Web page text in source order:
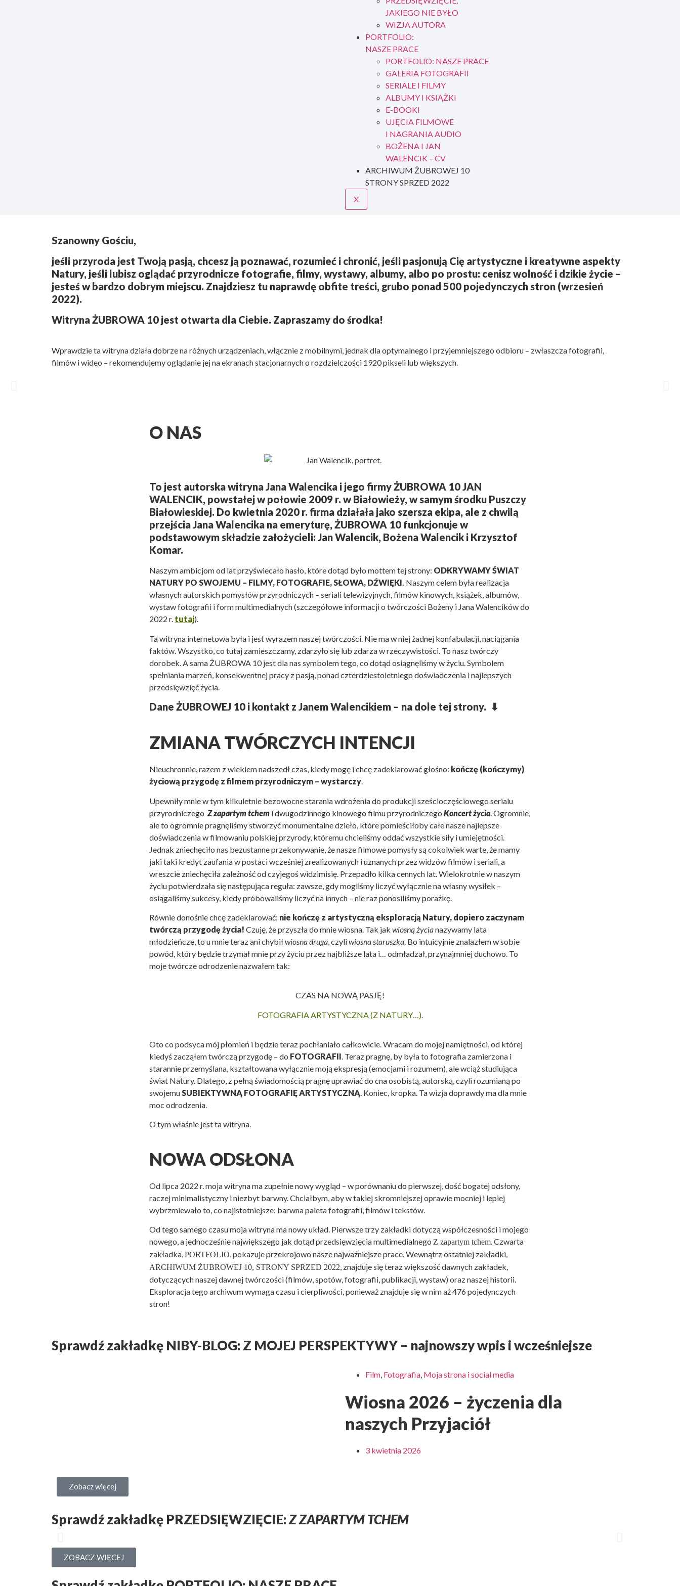
JAKIEGO NIE BYŁO
WIZJA AUTORA
PORTFOLIO:
NASZE PRACE
PORTFOLIO: NASZE PRACE
GALERIA FOTOGRAFII
SERIALE I FILMY
ALBUMY I KSIĄŻKI
E-BOOKI
UJĘCIA FILMOWE
I NAGRANIA AUDIO
BOŻENA I JAN
WALENCIK – CV
ARCHIWUM ŻUBROWEJ 10
STRONY SPRZED 2022
X
Szanowny Gościu,
jeśli przyroda jest Twoją pasją, chcesz ją poznawać, rozumieć i chronić, jeśli pasjonują Cię artystyczne i kreatywne aspekty
Natury, jeśli lubisz oglądać przyrodnicze fotografie, filmy, wystawy, albumy, albo po prostu: cenisz wolność i dzikie życie –
jesteś w bardzo dobrym miejscu. Znajdziesz tu naprawdę obfite treści, grubo ponad 500 pojedynczych stron (wrzesień
2022).
Witryna ŻUBROWA 10 jest otwarta dla Ciebie. Zapraszamy do środka!
Wprawdzie ta witryna działa dobrze na różnych urządzeniach, włącznie z mobilnymi, jednak dla optymalnego i przyjemniejszego odbioru – zwłaszcza fotografii,
filmów i wideo – rekomendujemy oglądanie jej na ekranach stacjonarnych o rozdzielczości 1920 pikseli lub większych.
O NAS
To jest autorska witrynaJana Walencika i jego firmyŻUBROWA 10 JAN
WALENCIK, powstałej w połowie 2009 r. w Białowieży, w samym środku Puszczy
Białowieskiej. Do kwietnia 2020 r. firma działała jako szersza ekipa, ale z chwilą
przejścia Jana Walencika na emeryturę, ŻUBROWA 10 funkcjonuje w
podstawowym składzie założycieli: Jan Walencik, Bożena Walencik i Krzysztof
Komar.
Naszym ambicjom od lat przyświecało hasło, które dotąd było mottem tej strony: ODKRYWAMY ŚWIAT
NATURY PO SWOJEMU – FILMY, FOTOGRAFIE, SŁOWA, DŹWIĘKI. Naszym celem była realizacja
własnych autorskich pomysłów przyrodniczych – seriali telewizyjnych, filmów kinowych, książek, albumów,
wystaw fotografii i form multimedialnych (szczegółowe informacji o twórczości Bożeny i Jana Walencików do
2022 r. tutaj).
Ta witryna internetowa była i jest wyrazem naszej twórczości. Nie ma w niej żadnej konfabulacji, naciągania
faktów. Wszystko, co tutaj zamieszczamy, zdarzyło się lub zdarza w rzeczywistości. To nasz twórczy
dorobek. A sama ŻUBROWA 10 jest dla nas symbolem tego, co dotąd osiągnęliśmy w życiu. Symbolem
spełniania marzeń, konsekwentnej pracy z pasją, ponad czterdziestoletniego doświadczenia i najlepszych
przedsięwzięć życia.
Dane ŻUBROWEJ 10 i kontakt z Janem Walencikiem – na dole tej strony. ⬇︎
ZMIANA TWÓRCZYCH INTENCJI
Nieuchronnie, razem z wiekiem nadszedł czas, kiedy mogę i chcę zadeklarować głośno: kończę (kończymy)
życiową przygodę z filmem przyrodniczym – wystarczy.
Upewniły mnie w tym kilkuletnie bezowocne starania wdrożenia do produkcji sześcioczęściowego serialu
przyrodniczegoZ zapartym tchem i dwugodzinnego kinowego filmu przyrodniczegoKoncert życia . Ogromnie,
ale to ogromnie pragnęliśmy stworzyć monumentalne dzieło, które pomieściłoby całe nasze najlepsze
doświadczenia w filmowaniu polskiej przyrody, któremu chcieliśmy oddać wszystkie siły i umiejętności.
Jednak zniechęciło nas bezustanne przekonywanie, że nasze filmowe pomysły są cokolwiek warte, że mamy
jaki taki kredyt zaufania w postaci wcześniej zrealizowanych i uznanych przez widzów filmów i seriali, a
wreszcie zniechęciła zależność od czyjegoś widzimisię. Przepadło kilka cennych lat. Wielokrotnie w naszym
życiu potwierdzała się następująca reguła: zawsze, gdy mogliśmy liczyć wyłącznie na własny wysiłek –
osiągaliśmy sukcesy, kiedy próbowaliśmy liczyć na innych – nie raz ponosiliśmy porażkę.
Równie donośnie chcę zadeklarować: nie kończę z artystyczną eksploracją Natury, dopiero zaczynam
twórczą przygodę życia! Czuję, że przyszła do mnie wiosna. Tak jakwiosną życianazywamy lata
młodzieńcze, to u mnie teraz ani chybiłwiosna druga, czyliwiosna staruszka. Bo intuicyjnie znalazłem w sobie
powód, który będzie trzymał mnie przy życiu przez najbliższe lata i… odmładzał, przynajmniej duchowo. To
moje twórcze odrodzenie nazwałem tak:
CZAS NA NOWĄ PASJĘ!
FOTOGRAFIA ARTYSTYCZNA (Z NATURY…).
Oto co podsyca mój płomień i będzie teraz pochłaniało całkowicie. Wracam do mojej namiętności, od której
kiedyś zacząłem twórczą przygodę – do FOTOGRAFII. Teraz pragnę, by była to fotografia zamierzona i
starannie przemyślana, kształtowana wyłącznie moją ekspresją (emocjami i rozumem), ale wciąż studiująca
świat Natury. Dlatego, z pełną świadomością pragnę uprawiać do cna osobistą, autorską, czyli rozumianą po
swojemuSUBIEKTYWNĄ FOTOGRAFIĘ ARTYSTYCZNĄ. Koniec, kropka. Ta wizja doprawdy ma dla mnie
moc odrodzenia.
O tym właśnie jest ta witryna.
NOWA ODSŁONA
Od lipca 2022 r. moja witryna ma zupełnie nowy wygląd – w porównaniu do pierwszej, dość bogatej odsłony,
raczej minimalistyczny i niezbyt barwny. Chciałbym, aby w takiej skromniejszej oprawie mocniej i lepiej
wybrzmiewało to, co najistotniejsze: barwna paleta fotografii, filmów i tekstów.
Od tego samego czasu moja witryna manowy układ. Pierwsze trzy zakładki dotyczą współczesności i mojego
nowego, a jednocześnie największego jak dotąd przedsięwzięcia multimedialnego Z zapartym tchem. Czwarta
zakładka,PORTFOLIO, pokazuje przekrojowo nasze najważniejsze prace. Wewnątrz ostatniej zakładki,
ARCHIWUM ŻUBROWEJ 10, STRONY SPRZED 2022, znajduje się teraz większość dawnych zakładek,
dotyczących naszej dawnej twórczości (filmów, spotów, fotografii, publikacji, wystaw) oraz naszej historii.
Eksploracja tego archiwum wymaga czasu i cierpliwości, ponieważ znajduje się w nim aż 476 pojedynczych
stron!
Sprawdź zakładkę NIBY-BLOG: Z MOJEJ PERSPEKTYWY – najnowszy wpis i wcześniejsze
Film Fotografia Moja strona i social media
Wiosna 2026 – życzenia dla
naszych Przyjaciół
3 kwietnia 2026
Zobacz więcej
Sprawdź zakładkę PRZEDSIĘWZIĘCIE:Z ZAPARTYM TCHEM
ZOBACZ WIĘCEJ